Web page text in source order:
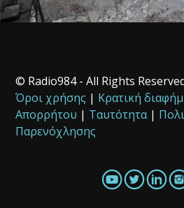
© Radio984 - All Rights
Όροι χρήσης | Κρατική
Απορρήτου | Ταυτότητα|
Παρενόχλησης